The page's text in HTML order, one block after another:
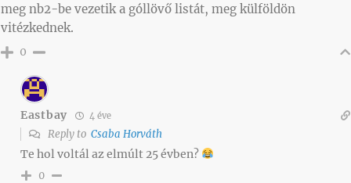
meg nb2-be vezetik a góllövő listát, meg külföldön
vitézkednek.
0
Eastbay 4 éve
Reply to Csaba Horváth
Te hol voltál az elmúlt 25 évben?
0